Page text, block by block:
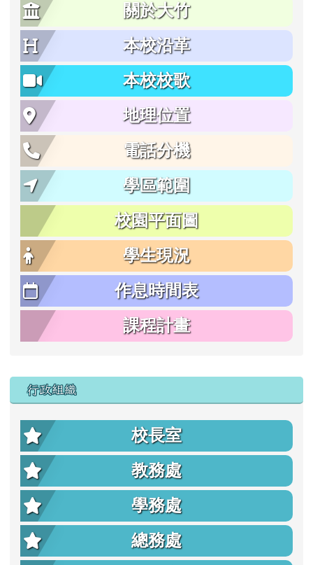
關於大竹
本校沿革
本校校歌
地理位置
電話分機
學區範圍
校園平面圖
學生現況
作息時間表
課程計畫
行政組織
校長室
教務處
學務處
總務處